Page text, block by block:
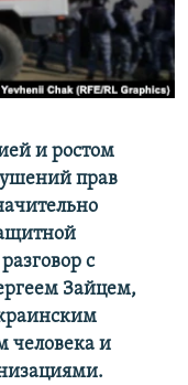
и ростом
прав
с
Зайцем,
человека и